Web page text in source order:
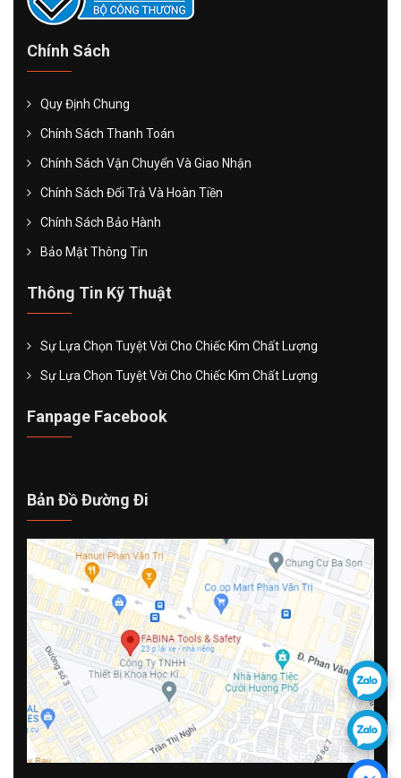
Chính Sách
Quy Định Chung
Chính Sách Thanh Toán
Chính Sách Vận Chuyển Và Giao Nhận
Chính Sách Đổi Trả Và Hoàn Tiền
Chính Sách Bảo Hành
Bảo Mật Thông Tin
Thông Tin Kỹ Thuật
Sự Lựa Chọn Tuyệt Vời Cho Chiếc Kìm Chất Lượng
Sự Lựa Chọn Tuyệt Vời Cho Chiếc Kìm Chất Lượng
Fanpage Facebook
Bản Đồ Đường Đi